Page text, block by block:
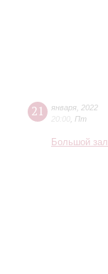
21 января 2022
20:00 Пт
Большой зал